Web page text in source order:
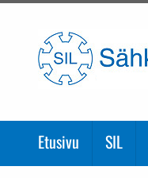
Etusivu SIL